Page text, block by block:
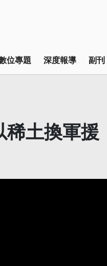
位專題 深度報導 副刊
稀土換軍援